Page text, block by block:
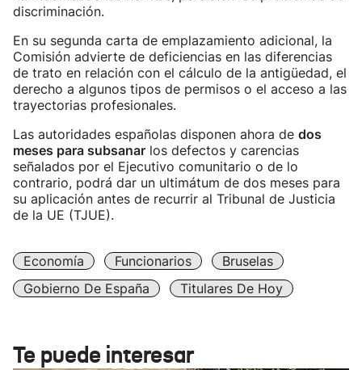
discriminación.
En su segunda carta de emplazamiento adicional, la
Comisión advierte de deficiencias en las diferencias
de trato en relación con el cálculo de la antigüedad, el
derecho a algunos tipos de permisos o el acceso a las
trayectorias profesionales.
Las autoridades españolas disponen ahora de dos
meses para subsanar los defectos y carencias
señalados por el Ejecutivo comunitario o de lo
contrario, podrá dar un ultimátum de dos meses para
su aplicación antes de recurrir al Tribunal de Justicia
de la UE (TJUE).
Economía Funcionarios
Bruselas
Gobierno De España
Titulares De Hoy
Te puede interesar